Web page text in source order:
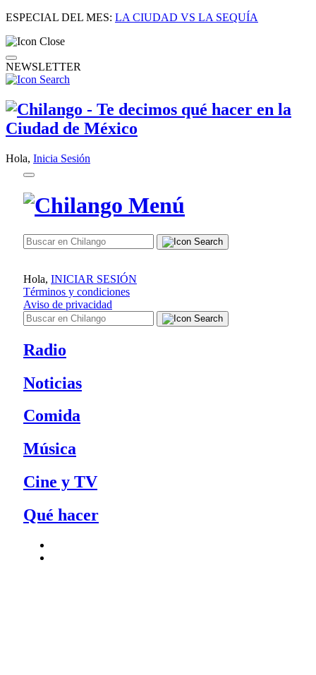
ESPECIAL DEL MES: LA CIUDAD VS LA SEQUÍA
NEWSLETTER
Hola, Inicia Sesión
Hola, INICIAR SESIÓN
Términos y condiciones
Aviso de privacidad
Radio
Noticias
Comida
Música
Cine y TV
Qué hacer